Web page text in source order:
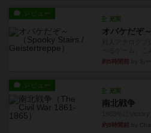
レビュー
充実
オバケだぞ～
約5時間前
レビュー
充実
南北戦争
約9時間前